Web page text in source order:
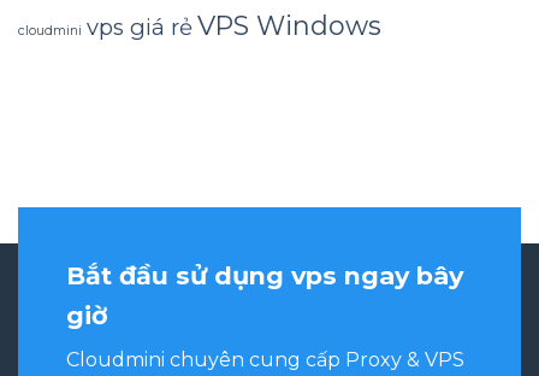
cloudmini vps giá rẻVPS Windows
Bắt đầu sử dụng vps ngay bây
giờ
Cloudmini chuyên cung cấp Proxy & VPS